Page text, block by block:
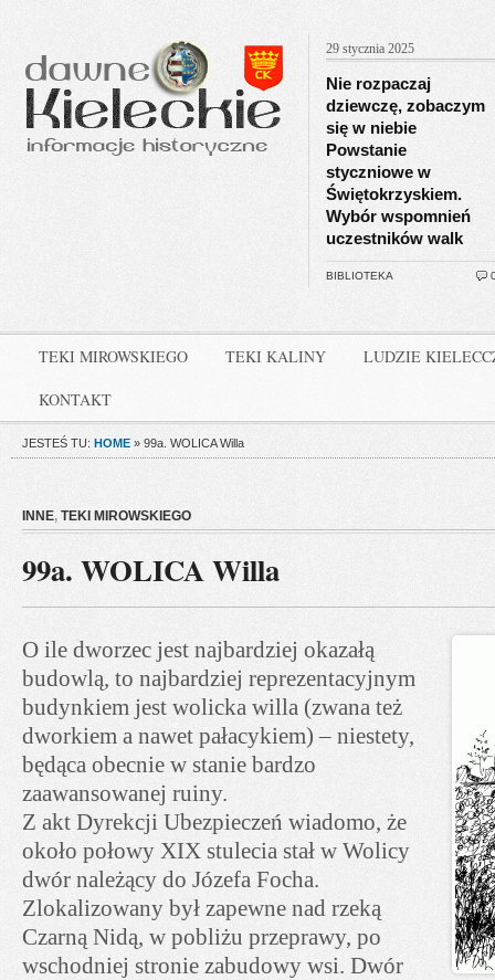
29 stycznia 2025
Nie rozpaczaj
dziewczę, zobaczym
się w niebie
Powstanie
styczniowe w
Świętokrzyskiem.
Wybór wspomnień
uczestników walk
BIBLIOTEKA
TEKI MIROWSKIEGO TEKI KALINY LUDZIE
KONTAKT
JESTEŚ TU: HOME » 99a. WOLICA Willa
INNE, TEKI MIROWSKIEGO
99a. WOLICA Willa
O ile dworzec jest najbardziej okazałą
budowlą, to najbardziej reprezentacyjnym
budynkiem jest wolicka willa (zwana też
dworkiem a nawet pałacykiem) – niestety,
będąca obecnie w stanie bardzo
zaawansowanej ruiny.
Z akt Dyrekcji Ubezpieczeń wiadomo, że
około połowy XIX stulecia stał w Wolicy
dwór należący do Józefa Focha.
Zlokalizowany był zapewne nad rzeką
Czarną Nidą, w pobliżu przeprawy, po
wschodniej stronie zabudowy wsi. Dwór